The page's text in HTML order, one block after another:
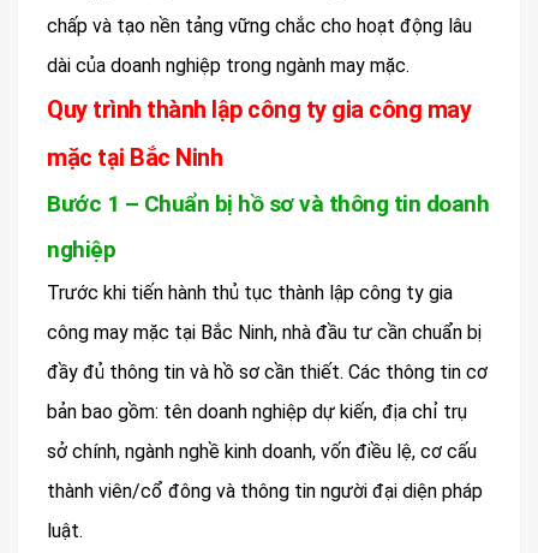
chấp và tạo nền tảng vững chắc cho hoạt động lâu
dài của doanh nghiệp trong ngành may mặc.
Quy trình thành lập công ty gia công may
mặc tại Bắc Ninh
Bước 1 – Chuẩn bị hồ sơ và thông tin doanh
nghiệp
Trước khi tiến hành thủ tục thành lập công ty gia
công may mặc tại Bắc Ninh, nhà đầu tư cần chuẩn bị
đầy đủ thông tin và hồ sơ cần thiết. Các thông tin cơ
bản bao gồm: tên doanh nghiệp dự kiến, địa chỉ trụ
sở chính, ngành nghề kinh doanh, vốn điều lệ, cơ cấu
thành viên/cổ đông và thông tin người đại diện pháp
luật.